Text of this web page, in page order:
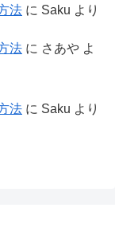
法 に Saku より
法 に さあや よ
法 に Saku より